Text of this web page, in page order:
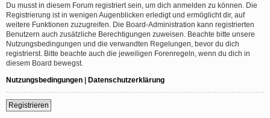
Du musst in diesem Forum registriert sein, um dich anmelden zu können. Die
Registrierung ist in wenigen Augenblicken erledigt und ermöglicht dir, auf
weitere Funktionen zuzugreifen. Die Board-Administration kann registrierten
Benutzern auch zusätzliche Berechtigungen zuweisen. Beachte bitte unsere
Nutzungsbedingungen und die verwandten Regelungen, bevor du dich
registrierst. Bitte beachte auch die jeweiligen Forenregeln, wenn du dich in
diesem Board bewegst.
Nutzungsbedingungen | Datenschutzerklärung
Registrieren